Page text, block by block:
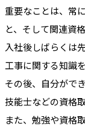
重要なことは、常
と、そして関連資
入社後しばらくは
工事に関する知識
その後、自分がで
技能士などの資格
また、勉強や資格